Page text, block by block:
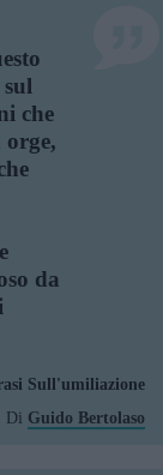
che
da
Sull'umiliazione
Di Guido Bertolaso